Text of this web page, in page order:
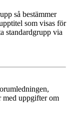
så bestämmer
som visas för
standardgrupp via
med uppgifter om